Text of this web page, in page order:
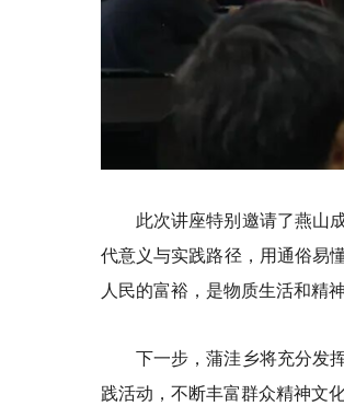
此次讲座特别邀请了燕山
代意义与实践路径，用通俗易
人民的富裕，是物质生活和精
下一步，蒲洼乡将充分发
践活动，不断丰富群众精神文